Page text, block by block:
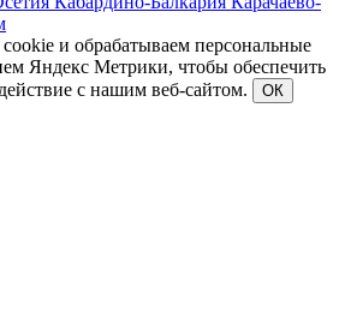
и обрабатываем персональные
Яндекс Метрики, чтобы обеспечить
с нашим веб-сайтом.
ОК